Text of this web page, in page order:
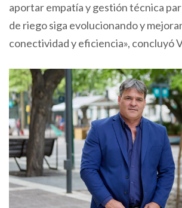
aportar empatía y gestión técnica
de riego siga evolucionando y
conectividad y eficiencia», concluyó